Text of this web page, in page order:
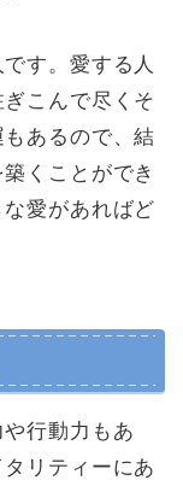
す。愛する人
こんで尽くそ
あるので、結
くことができ
愛があればど
行動力もあ
リティーにあ